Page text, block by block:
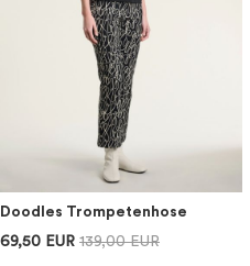
Doodles Trompetenhose
69,50 EUR 139,00 EUR